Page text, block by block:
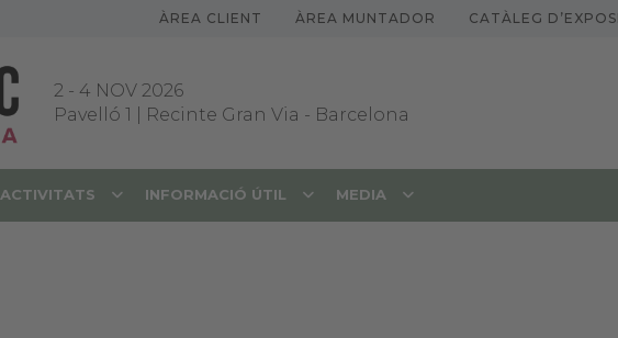
ÀREA CLIENT ÀREA MUNTADOR CATÀLEG
2 - 4 NOV 2026
Pavelló 1 | Recinte Gran Via - Barcelona
ACTIVITATS INFORMACIÓ ÚTIL MEDIA